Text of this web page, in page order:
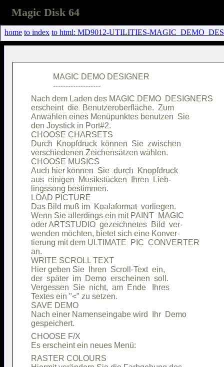
Magic Disk 64
home to index to html: MD9012-UTILITIES-
           MAGIC DEMO DESIGNER
Nach dem Laden des MAGIC DEMO  DESIGNERS
erscheint  die  Benutzeroberfläche.  Zum
Anwählen eines Menüpunktes benutzen  Sie
den Joystick in Port#2.
CHOOSE CHARSETS
Durch  Knopfdruck  können  Sie  zwischen
verschiedenen Zeichensätzen wählen.
CHOOSE MUSICS
Auch hier können  Sie  durch  Knopfdruck
aus  einigen  Musikstücken  Ihren  Lieb-
lingssong bestimmen.
LOAD PICTURE
Das Bild muß im  Koalaformat  vorliegen.
Wenn Sie allerdings ein mit PAINT  MAGIC
oder ARTSTUDIO  gezeichnetes  Bild  ver-
wenden möchten, bietet sich eine Konver-
tierung mit dem ULTIMATE  PIC  CONVERTER
an.
WRITE SCROLL TEXT
Hier geben Sie  Ihren  Scroll-Text  ein,
der  später  im  Demo  erscheinen  soll.
Vergessen  Sie  nicht,  am  Ende   Ihres
Textes ein "<" zu setzen.
SAVE DEMO
Nach einer Namenseingabe wird  Ihr  Demo
CHOOSE F/X
RASTER COLOURS